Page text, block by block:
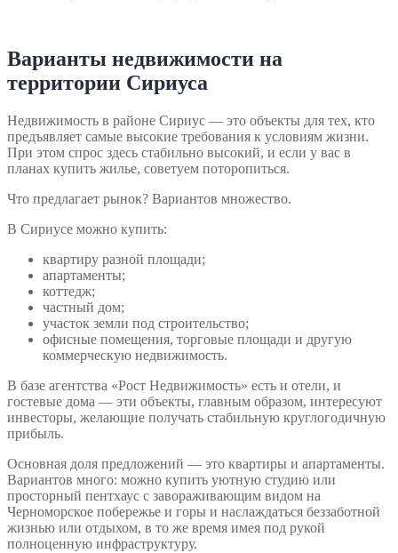
Варианты недвижимости на
территории Сириуса
Недвижимость в районе Сириус ― это объекты для тех, кто
предъявляет самые высокие требования к условиям жизни.
При этом спрос здесь стабильно высокий, и если у вас в
планах купить жилье, советуем поторопиться.
Что предлагает рынок? Вариантов множество.
В Сириусе можно купить:
квартиру разной площади;
апартаменты;
коттедж;
частный дом;
участок земли под строительство;
офисные помещения, торговые площади и другую
коммерческую недвижимость.
В базе агентства «Рост Недвижимость» есть и отели, и
гостевые дома ― эти объекты, главным образом, интересуют
инвесторы, желающие получать стабильную круглогодичную
прибыль.
Основная доля предложений ― это квартиры и апартаменты.
Вариантов много: можно купить уютную студию или
просторный пентхаус с завораживающим видом на
Черноморское побережье и горы и наслаждаться беззаботной
жизнью или отдыхом, в то же время имея под рукой
полноценную инфраструктуру.